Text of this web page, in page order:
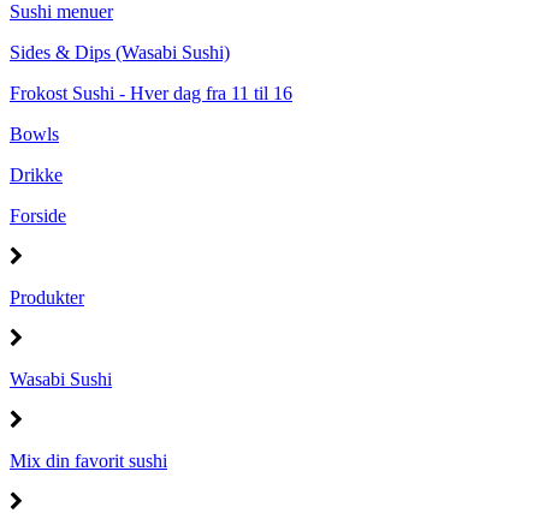
Sushi menuer
Sides & Dips (Wasabi Sushi)
Frokost Sushi - Hver dag fra 11 til 16
Bowls
Drikke
Forside
Produkter
Wasabi Sushi
Mix din favorit sushi